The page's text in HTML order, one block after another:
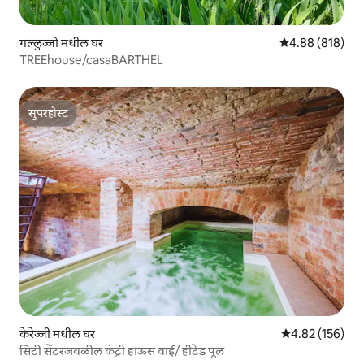
गल्लुज्जो मधील घर 5 पैकी 4.88
4.88 (818)
TREEhouse/casaBARTHEL
सुपरहोस्ट
सुपरहोस्ट
केरेज्जी मधील घर 5 पैकी 4.82
4.82 (156)
सिटी सेंटरजवळील कंट्री हाऊस वाई/ हीटेड पूल